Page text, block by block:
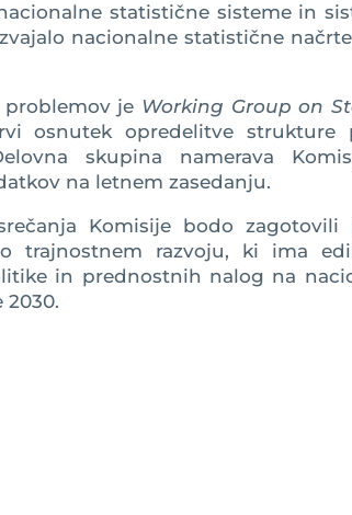
statistične sisteme in
nacionalne statistične
je Working Group on
osnutek opredelitve strukture
skupina namerava
na letnem zasedanju.
Komisije bodo
trajnostnem razvoju, ki ima
in prednostnih nalog na
2030.